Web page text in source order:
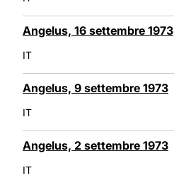
Angelus, 16 settembre 1973
IT
Angelus, 9 settembre 1973
IT
Angelus, 2 settembre 1973
IT